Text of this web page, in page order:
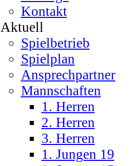
Kontakt
Aktuell
Spielbetrieb
Spielplan
Ansprechpartner
Mannschaften
1. Herren
2. Herren
3. Herren
1. Jungen 19